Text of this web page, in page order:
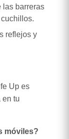
las barreras
reflejos y
Up es
en tu
móviles?